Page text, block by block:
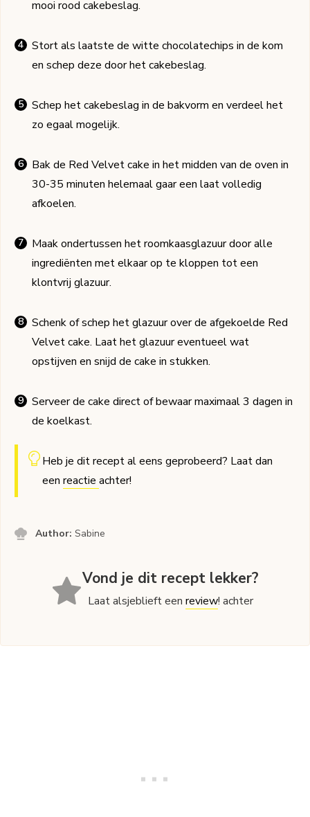
mooi rood cakebeslag.
Stort als laatste de witte chocolatechips in de kom
en schep deze door het cakebeslag.
Schep het cakebeslag in de bakvorm en verdeel het
zo egaal mogelijk.
Bak de Red Velvet cake in het midden van de oven in
30-35 minuten helemaal gaar een laat volledig
afkoelen.
Maak ondertussen het roomkaasglazuur door alle
ingrediënten met elkaar op te kloppen tot een
klontvrij glazuur.
Schenk of schep het glazuur over de afgekoelde Red
Velvet cake. Laat het glazuur eventueel wat
opstijven en snijd de cake in stukken.
Serveer de cake direct of bewaar maximaal 3 dagen in
de koelkast.
Heb je dit recept al eens geprobeerd? Laat dan
een reactie achter!
Author:Sabine
Vond je dit recept lekker?
Laat alsjeblieft eenreview! achter